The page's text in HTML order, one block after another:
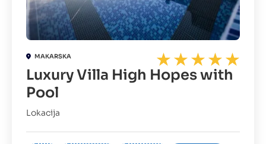
MAKARSKA
Luxury Villa High Hopes with
Pool
Lokacija